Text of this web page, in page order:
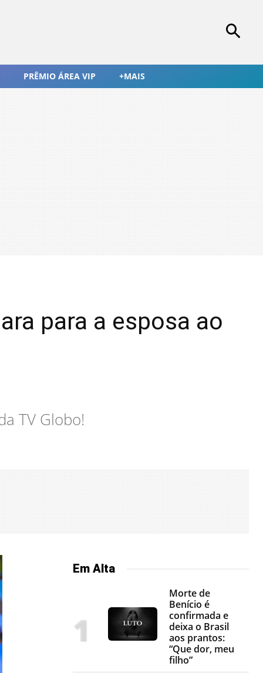
PRÊMIO ÁREA VIP +MAIS
para a esposa ao
TV Globo!
Em Alta
Morte de
Benício é
confirmada e
deixa o Brasil
aos prantos:
“Que dor, meu
filho”